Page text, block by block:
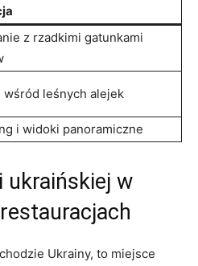
z rzadkimi gatunkami
wśród leśnych alejek
i widoki panoramiczne
ukraińskiej w
Ukrainy, to miejsce